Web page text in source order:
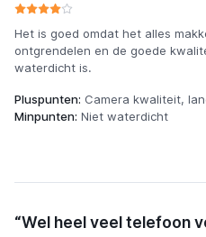
Het is goed omdat het alles
ontgrendelen en de goede
waterdicht is.
Pluspunten: Camera kwaliteit,
Minpunten: Niet waterdicht
“Wel heel veel telefoon